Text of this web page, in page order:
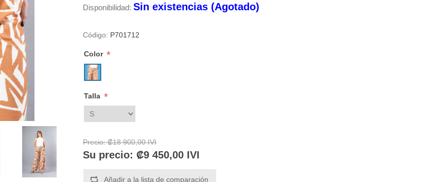
Disponibilidad: Sin existencias (Agotado)
Código: P701712
Color *
Talla *
Precio: ₡18 900,00 IVI
Su precio: ₡9 450,00 IVI